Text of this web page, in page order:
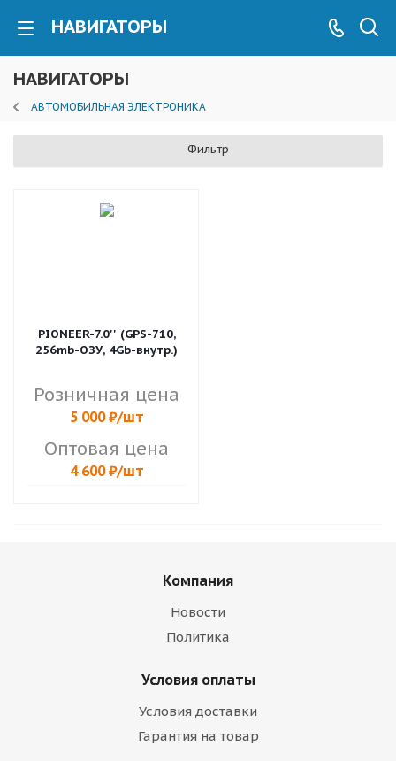
НАВИГАТОРЫ
НАВИГАТОРЫ
АВТОМОБИЛЬНАЯ ЭЛЕКТРОНИКА
Фильтр
PIONEER-7.0'' (GPS-710,
256mb-ОЗУ, 4Gb-внутр.)
Розничная цена
5 000₽/шт
Оптовая цена
4 600₽/шт
Компания
Новости
Политика
Условия оплаты
Условия доставки
Гарантия на товар